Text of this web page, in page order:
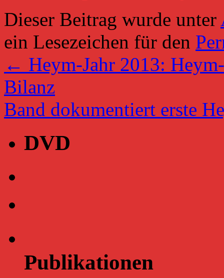
Dieser Beitrag wurde unter
ein Lesezeichen für den
← Heym-Jahr 2013:
Bilanz
Band dokumentiert erste
DVD
Publikationen